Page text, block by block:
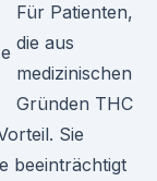
Für Patienten,
die aus
medizinischen
Gründen THC
Sie
beeinträchtigt